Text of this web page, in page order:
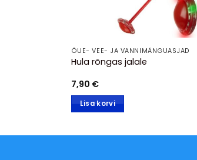
ÕUE- VEE- JA VANNIMÄNGUASJAD
Hula rõngas jalale
7,90 €
Lisa korvi